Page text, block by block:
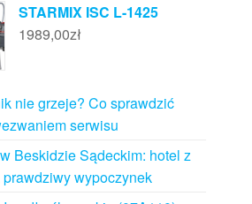
STARMIX ISC L-1425
1989,00zł
nie grzeje? Co sprawdzić
serwisu
Beskidzie Sądeckim: hotel z
wypoczynek